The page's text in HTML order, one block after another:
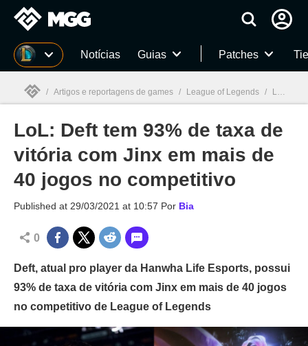
Millenium Notícias Guias Patches
Millenium
/ Artigos e reportagens de games / League of Legends / LoL: Deft tem 93% de taxa de vitória com Jinx em mais de 40 jogos no competitivo
LoL: Deft tem 93% de taxa de
vitória com Jinx em mais de
40 jogos no competitivo
Published at 29/03/2021 at 10:57 Por Bia
0
Deft, atual pro player da Hanwha Life Esports, possui
93% de taxa de vitória com Jinx em mais de 40 jogos
no competitivo de League of Legends